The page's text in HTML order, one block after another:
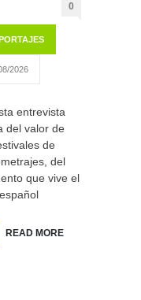
0
2026
entrevista
del valor de
de
del
que vive el
READ MORE